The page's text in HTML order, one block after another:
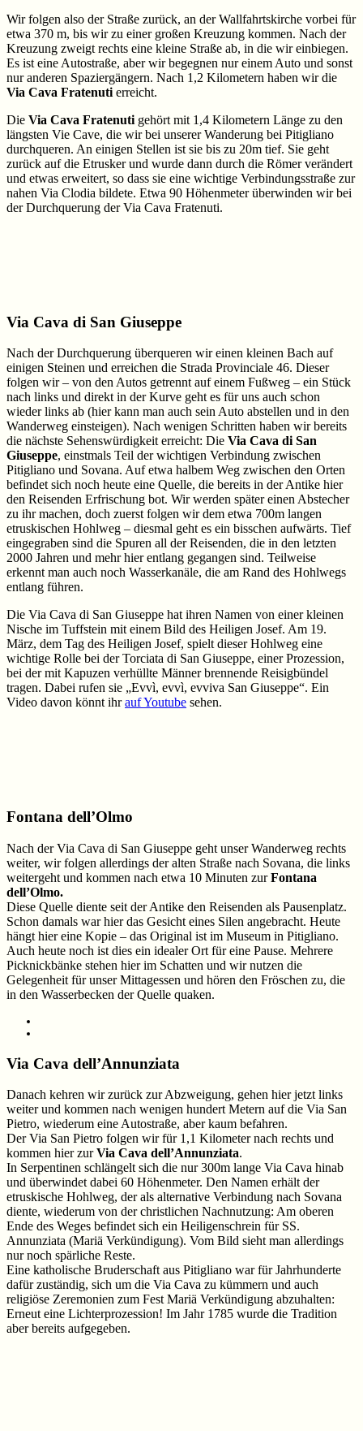
Wir folgen also der Straße zurück, an der Wallfahrtskirche vorbei für
etwa 370 m, bis wir zu einer großen Kreuzung kommen. Nach der
Kreuzung zweigt rechts eine kleine Straße ab, in die wir einbiegen.
Es ist eine Autostraße, aber wir begegnen nur einem Auto und sonst
nur anderen Spaziergängern. Nach 1,2 Kilometern haben wir die
Via Cava Fratenuti erreicht.
Die Via Cava Fratenuti gehört mit 1,4 Kilometern Länge zu den
längsten Vie Cave, die wir bei unserer Wanderung bei Pitigliano
durchqueren. An einigen Stellen ist sie bis zu 20m tief. Sie geht
zurück auf die Etrusker und wurde dann durch die Römer verändert
und etwas erweitert, so dass sie eine wichtige Verbindungsstraße zur
nahen Via Clodia bildete. Etwa 90 Höhenmeter überwinden wir bei
der Durchquerung der Via Cava Fratenuti.
Via Cava di San Giuseppe
Nach der Durchquerung überqueren wir einen kleinen Bach auf
einigen Steinen und erreichen die Strada Provinciale 46. Dieser
folgen wir – von den Autos getrennt auf einem Fußweg – ein Stück
nach links und direkt in der Kurve geht es für uns auch schon
wieder links ab (hier kann man auch sein Auto abstellen und in den
Wanderweg einsteigen). Nach wenigen Schritten haben wir bereits
die nächste Sehenswürdigkeit erreicht: Die Via Cava di San
Giuseppe, einstmals Teil der wichtigen Verbindung zwischen
Pitigliano und Sovana. Auf etwa halbem Weg zwischen den Orten
befindet sich noch heute eine Quelle, die bereits in der Antike hier
den Reisenden Erfrischung bot. Wir werden später einen Abstecher
zu ihr machen, doch zuerst folgen wir dem etwa 700m langen
etruskischen Hohlweg – diesmal geht es ein bisschen aufwärts. Tief
eingegraben sind die Spuren all der Reisenden, die in den letzten
2000 Jahren und mehr hier entlang gegangen sind. Teilweise
erkennt man auch noch Wasserkanäle, die am Rand des Hohlwegs
entlang führen.
Die Via Cava di San Giuseppe hat ihren Namen von einer kleinen
Nische im Tuffstein mit einem Bild des Heiligen Josef. Am 19.
März, dem Tag des Heiligen Josef, spielt dieser Hohlweg eine
wichtige Rolle bei der Torciata di San Giuseppe, einer Prozession,
bei der mit Kapuzen verhüllte Männer brennende Reisigbündel
tragen. Dabei rufen sie „Evvì, evvì, evviva San Giuseppe“. Ein
Video davon könnt ihrauf Youtube sehen.
Fontana dell’Olmo
Nach der Via Cava di San Giuseppe geht unser Wanderweg rechts
weiter, wir folgen allerdings der alten Straße nach Sovana, die links
weitergeht und kommen nach etwa 10 Minuten zurFontana
dell’Olmo.
Diese Quelle diente seit der Antike den Reisenden als Pausenplatz.
Schon damals war hier das Gesicht eines Silen angebracht. Heute
hängt hier eine Kopie – das Original ist im Museum in Pitigliano.
Auch heute noch ist dies ein idealer Ort für eine Pause. Mehrere
Picknickbänke stehen hier im Schatten und wir nutzen die
Gelegenheit für unser Mittagessen und hören den Fröschen zu, die
in den Wasserbecken der Quelle quaken.
Via Cava dell’Annunziata
Danach kehren wir zurück zur Abzweigung, gehen hier jetzt links
weiter und kommen nach wenigen hundert Metern auf die Via San
Pietro, wiederum eine Autostraße, aber kaum befahren.
Der Via San Pietro folgen wir für 1,1 Kilometer nach rechts und
kommen hier zurVia Cava dell’Annunziata.
In Serpentinen schlängelt sich die nur 300m lange Via Cava hinab
und überwindet dabei 60 Höhenmeter. Den Namen erhält der
etruskische Hohlweg, der als alternative Verbindung nach Sovana
diente, wiederum von der christlichen Nachnutzung: Am oberen
Ende des Weges befindet sich ein Heiligenschrein für SS.
Annunziata (Mariä Verkündigung). Vom Bild sieht man allerdings
nur noch spärliche Reste.
Eine katholische Bruderschaft aus Pitigliano war für Jahrhunderte
dafür zuständig, sich um die Via Cava zu kümmern und auch
religiöse Zeremonien zum Fest Mariä Verkündigung abzuhalten:
Erneut eine Lichterprozession! Im Jahr 1785 wurde die Tradition
aber bereits aufgegeben.